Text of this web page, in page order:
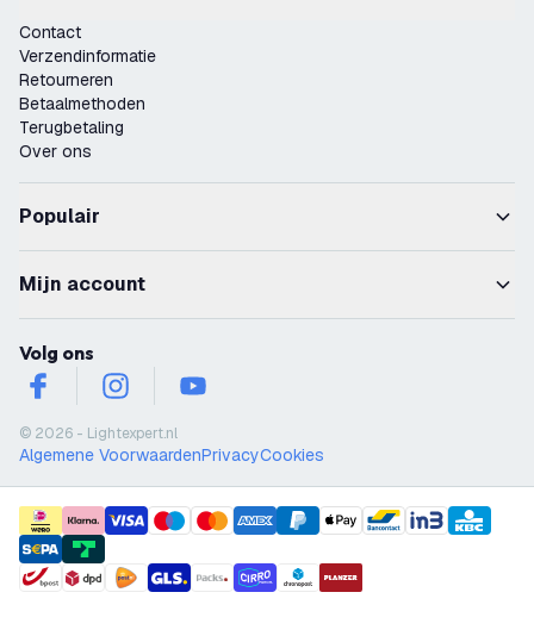
Contact
Verzendinformatie
Retourneren
Betaalmethoden
Terugbetaling
Over ons
Populair
Mijn account
Volg ons
facebookinstagramyoutube
© 2026 - Lightexpert.nl
Algemene VoorwaardenPrivacyCookies
payment methods
shipment methods